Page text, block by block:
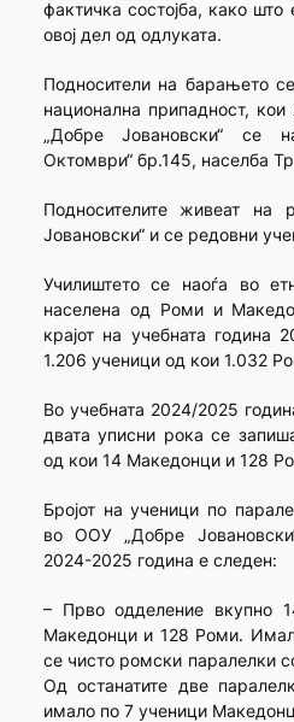
фактичка состојба, како
овој дел од одлуката.
Подносители на барањето
национална припадност,
„Добре Јовановски“ се
Октомври“ бр.145, населба
Подносителите живеат
Јовановски“ и се редовни
Училиштето се наоѓа во
населена од Роми и
крајот на учебната година
1.206 ученици од кои 1.032
Во учебната 2024/2025
двата уписни рока се
од кои 14 Македонци и 128
Бројот на ученици по
во ООУ „Добре
2024-2025 година е следен:
– Прво одделение вкупно
Македонци и 128 Роми.
се чисто ромски паралелки
Од останатите две
имало по 7 ученици